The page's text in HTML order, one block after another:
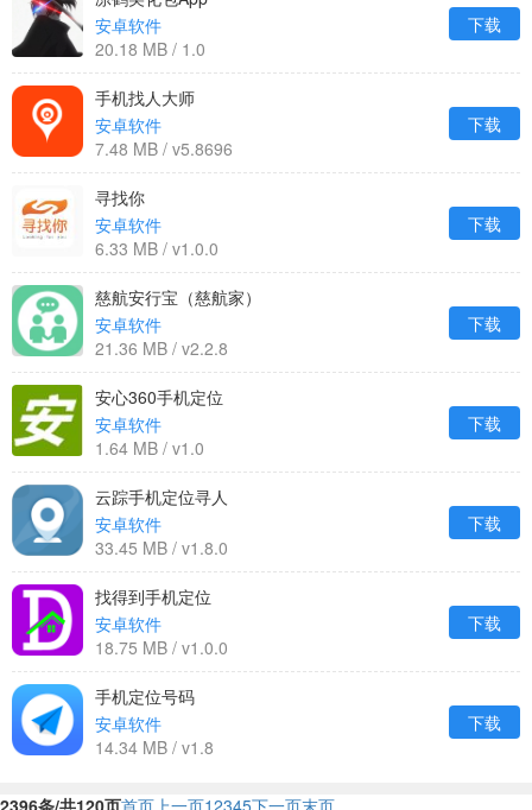
安卓软件
20.18 MB / 1.0
下载
手机找人大师
安卓软件
7.48 MB / v5.8696
下载
寻找你
安卓软件
6.33 MB / v1.0.0
下载
慈航安行宝（慈航家）
安卓软件
21.36 MB / v2.2.8
下载
安心360手机定位
安卓软件
1.64 MB / v1.0
下载
云踪手机定位寻人
安卓软件
33.45 MB / v1.8.0
下载
找得到手机定位
安卓软件
18.75 MB / v1.0.0
下载
手机定位号码
安卓软件
14.34 MB / v1.8
下载
2396条/共120页首页 上一页12345下一页末页